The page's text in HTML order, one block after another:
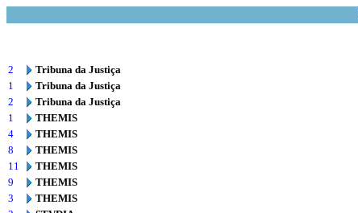
2
Tribuna da Justiça
1
Tribuna da Justiça
2
Tribuna da Justiça
1
THEMIS
4
THEMIS
8
THEMIS
11
THEMIS
9
THEMIS
3
THEMIS